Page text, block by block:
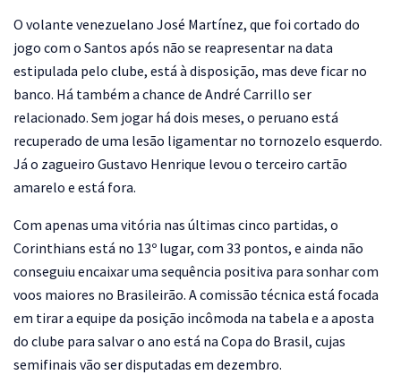
O volante venezuelano José Martínez, que foi cortado do
jogo com o Santos após não se reapresentar na data
estipulada pelo clube, está à disposição, mas deve ficar no
banco. Há também a chance de André Carrillo ser
relacionado. Sem jogar há dois meses, o peruano está
recuperado de uma lesão ligamentar no tornozelo esquerdo.
Já o zagueiro Gustavo Henrique levou o terceiro cartão
amarelo e está fora.
Com apenas uma vitória nas últimas cinco partidas, o
Corinthians está no 13º lugar, com 33 pontos, e ainda não
conseguiu encaixar uma sequência positiva para sonhar com
voos maiores no Brasileirão. A comissão técnica está focada
em tirar a equipe da posição incômoda na tabela e a aposta
do clube para salvar o ano está na Copa do Brasil, cujas
semifinais vão ser disputadas em dezembro.